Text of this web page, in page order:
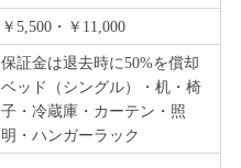
￥5,500・￥11,000
保証金は退去時に50%を償却
ベッド（シングル）・机・椅
子・冷蔵庫・カーテン・照
明・ハンガーラック